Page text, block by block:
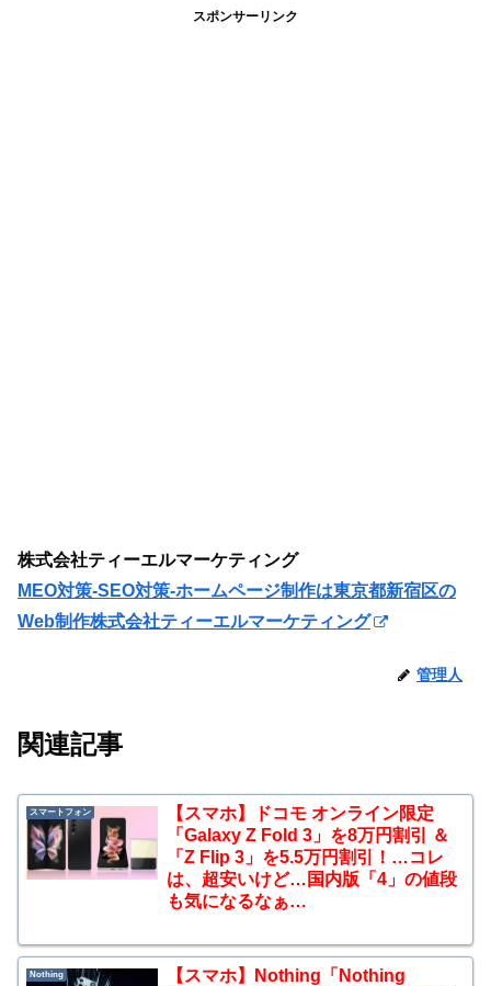
スポンサーリンク
株式会社ティーエルマーケティング
MEO対策-SEO対策-ホームページ制作は東京都新宿区の
Web制作株式会社ティーエルマーケティング
管理人
関連記事
スマートフォン
【スマホ】ドコモ オンライン限定
「Galaxy Z Fold 3」を8万円割引 ＆
「Z Flip 3」を5.5万円割引！…コレ
は、超安いけど…国内版「4」の値段
も気になるなぁ…
Nothing
【スマホ】Nothing「Nothing